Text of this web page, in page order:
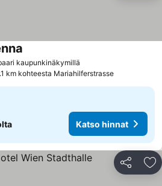
kaupunkinäkymillä
km kohteesta Mariahilferstrasse
Katso hinnat
Jaa